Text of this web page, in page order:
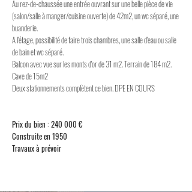
Au rez-de-chaussée une entrée ouvrant sur une belle pièce de vie
(salon/salle à manger/cuisine ouverte) de 42m2, un wc séparé, une
buanderie.
A l'étage, possibilité de faire trois chambres, une salle d'eau ou salle
de bain et wc séparé.
Balcon avec vue sur les monts d'or de 31 m2. Terrain de 184 m2.
Cave de 15m2
Deux stationnements complètent ce bien. DPE EN COURS
Prix du bien : 240 000 €
Construite en 1950
Travaux à prévoir